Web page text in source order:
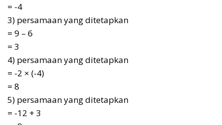
= -4
3) persamaan yang ditetapkan
= 9 – 6
= 3
4) persamaan yang ditetapkan
= -2 × (-4)
= 8
5) persamaan yang ditetapkan
= -12 + 3